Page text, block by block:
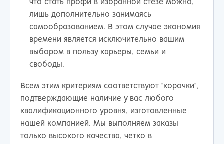
что стать профи в избранной стезе можно,
лишь дополнительно занимаясь
самообразованием. В этом случае экономия
времени является исключительно вашим
выбором в пользу карьеры, семьи и
свободы.
Всем этим критериям соответствуют "корочки",
подтверждающие наличие у вас любого
квалификационного уровня, изготовленные
нашей компанией. Мы выполняем заказы
только высокого качества, четко в